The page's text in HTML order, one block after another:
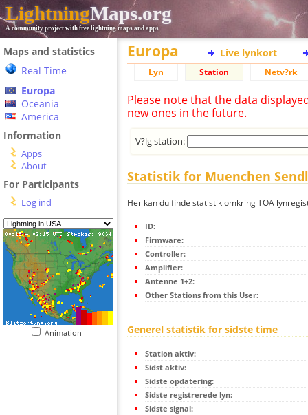
LightningMaps.org
A community project with free lightning maps and apps
Maps and statistics
Real Time
Europa
Oceania
America
Information
Apps
About
For Participants
Log ind
Animation
Europa Live lynkort
Lyn Station Netv?rk
Please note that the data
new ones in the future.
V?lg station:
Statistik for Muenchen
Her kan du finde statistik omkring TOA
ID:
Firmware:
Controller:
Amplifier:
Antenne 1+2:
Other Stations from this User:
Generel statistik for sidste time
Station aktiv:
Sidst aktiv:
Sidste opdatering:
Sidste registrerede lyn:
Sidste signal: